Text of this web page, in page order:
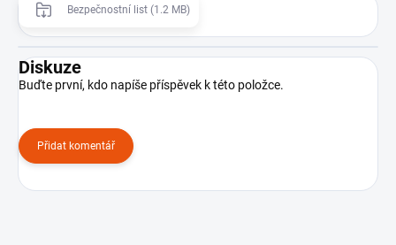
Bezpečnostní list (1.2 MB)
Diskuze
Buďte první, kdo napíše příspěvek k této položce.
Přidat komentář